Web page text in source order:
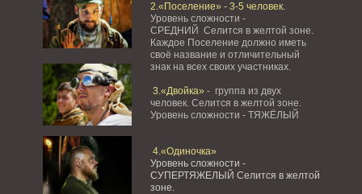
2.«Поселение» - 3-5 человек.
Уровень сложности -
СРЕДНИЙ Селится в желтой зоне.
Каждое Поселение должно иметь
своё название и отличительный
знак на всех своих участниках.
3.«Двойка» - группа из двух
человек. Селится в желтой зоне.
Уровень сложности - ТЯЖЁЛЫЙ
4.«Одиночка»
Уровень сложности -
СУПЕРТЯЖЕЛЫЙ Селится в желтой
зоне.